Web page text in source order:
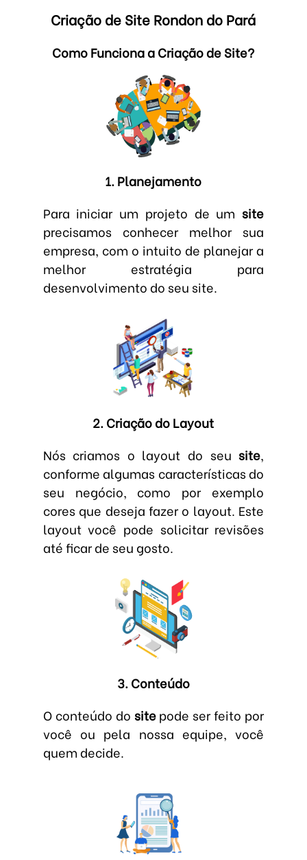
Criação de Site Rondon do Pará
Como Funciona a Criação de Site?
1. Planejamento
Para iniciar um projeto de umsite
precisamos conhecer melhor sua
empresa, com o intuito de planejar a
melhor estratégia para
desenvolvimento do seu site.
2. Criação do Layout
Nós criamos o layout do seusite,
conforme algumas características do
seu negócio, como por exemplo
cores que deseja fazer o layout. Este
layout você pode solicitar revisões
até ficar de seu gosto.
3. Conteúdo
O conteúdo do sitepode ser feito por
você ou pela nossa equipe, você
quem decide.